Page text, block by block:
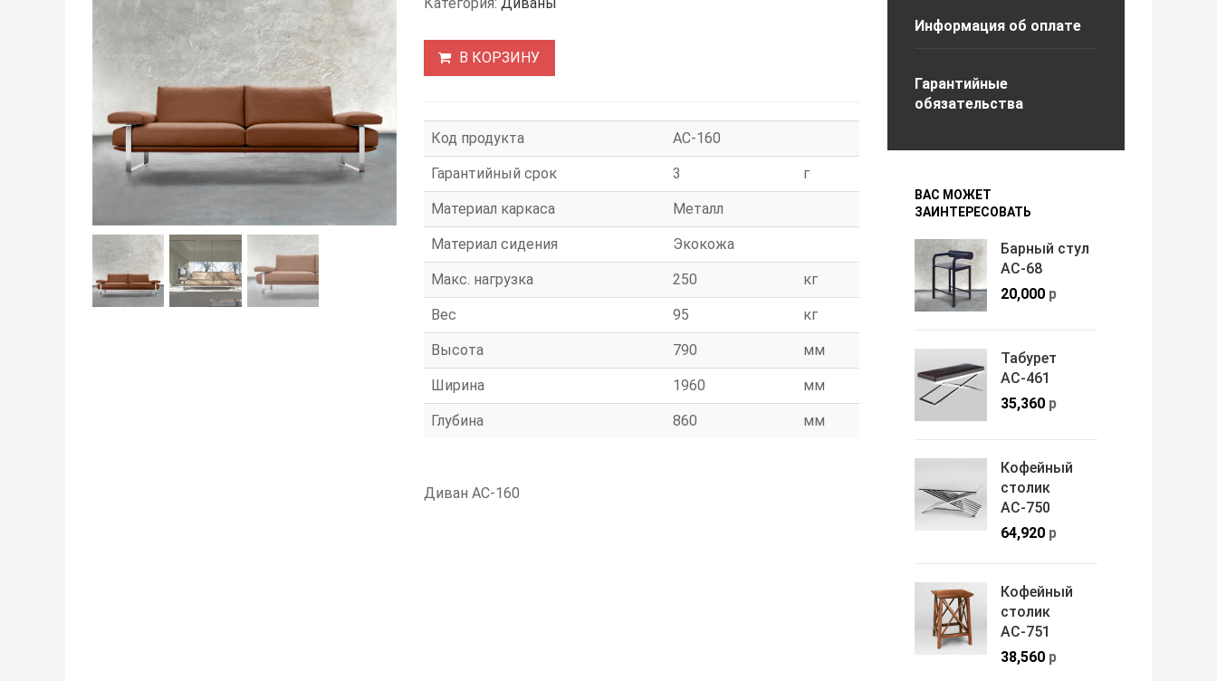
Категория: Диваны
В КОРЗИНУ
Код продукта АС-160
Гарантийный срок 3 г
Материал каркаса Металл
Материал сидения Экокожа
Макс. нагрузка 250 кг
Вес 95 кг
Высота 790 мм
Ширина 1960 мм
Глубина 860 мм
Диван АС-160
Информация об оплате
Гарантийные
обязательства
ВАС МОЖЕТ
ЗАИНТЕРЕСОВАТЬ
Барный стул
АС-68
20,000р
Табурет
АС-461
35,360р
Кофейный
столик
АС-750
64,920р
Кофейный
столик
АС-751
38,560р